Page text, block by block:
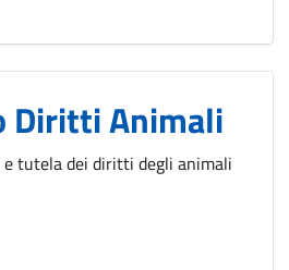
Diritti Animali
e tutela dei diritti degli animali